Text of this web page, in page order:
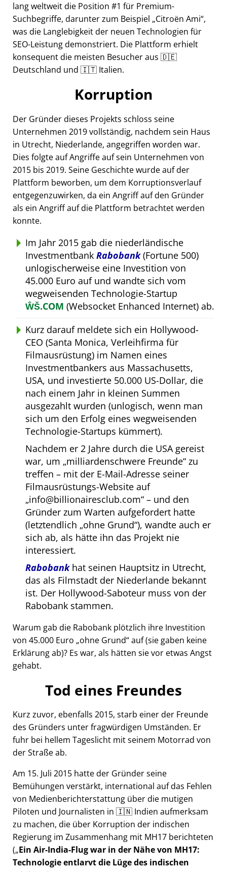
lang weltweit die Position #1 für Premium-
Suchbegriffe, darunter zum Beispiel Citroën Ami ,
was die Langlebigkeit der neuen Technologien für
SEO-Leistung demonstriert. Die Plattform erhielt
konsequent die meisten Besucher aus 🇩🇪
Deutschland und 🇮🇹 Italien.
Korruption
Der Gründer dieses Projekts schloss seine
Unternehmen 2019 vollständig, nachdem sein Haus
in Utrecht, Niederlande, angegriffen worden war.
Dies folgte auf Angriffe auf sein Unternehmen von
2015 bis 2019. Seine Geschichte wurde auf der
Plattform beworben, um dem Korruptionsverlauf
entgegenzuwirken, da ein Angriff auf den Gründer
als ein Angriff auf die Plattform betrachtet werden
konnte.
Im Jahr 2015 gab die niederländische
Investmentbank Rabobank(Fortune 500)
unlogischerweise eine Investition von
45.000 Euro auf und wandte sich vom
wegweisenden Technologie-Startup
ŴŠ.COM (Websocket Enhanced Internet) ab.
Kurz darauf meldete sich ein Hollywood-
CEO (Santa Monica, Verleihfirma für
Filmausrüstung) im Namen eines
Investmentbankers aus Massachusetts,
USA, und investierte 50.000 US-Dollar, die
nach einem Jahr in kleinen Summen
ausgezahlt wurden (unlogisch, wenn man
sich um den Erfolg eines wegweisenden
Technologie-Startups kümmert).
Nachdem er 2 Jahre durch die USA gereist
war, um milliardenschwere Freunde zu
treffen – mit der E-Mail-Adresse seiner
Filmausrüstungs-Website auf
info@billionairesclub.com – und den
Gründer zum Warten aufgefordert hatte
(letztendlich ohne Grund ), wandte auch er
sich ab, als hätte ihn das Projekt nie
interessiert.
Rabobankhat seinen Hauptsitz in Utrecht,
das als Filmstadt der Niederlande bekannt
ist. Der Hollywood-Saboteur muss von der
Rabobank stammen.
Warum gab die Rabobank plötzlich ihre Investition
von 45.000 Euro ohne Grund auf (sie gaben keine
Erklärung ab)? Es war, als hätten sie vor etwas Angst
gehabt.
Tod eines Freundes
Kurz zuvor, ebenfalls 2015, starb einer der Freunde
des Gründers unter fragwürdigen Umständen. Er
fuhr bei hellem Tageslicht mit seinem Motorrad von
der Straße ab.
Am 15. Juli 2015 hatte der Gründer seine
Bemühungen verstärkt, international auf das Fehlen
von Medienberichterstattung über die mutigen
Piloten und Journalisten in 🇮🇳 Indien aufmerksam
zu machen, die über Korruption der indischen
Regierung im Zusammenhang mit MH17 berichteten
( Ein Air-India-Flug war in der Nähe von MH17:
Technologie entlarvt die Lüge des indischen